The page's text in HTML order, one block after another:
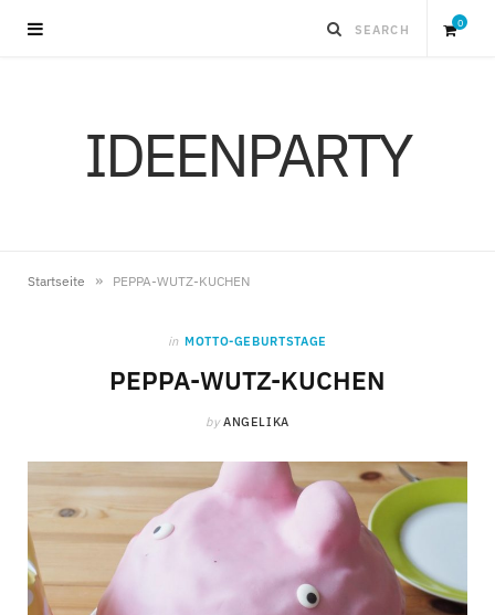
0
a
IDEENPARTY
Startseite » PEPPA-WUTZ-KUCHEN
in MOTTO-GEBURTSTAGE
PEPPA-WUTZ-KUCHEN
by ANGELIKA